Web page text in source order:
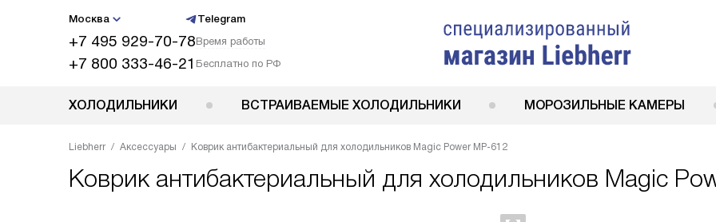
Москва Telegram
+7 495 929-70-78Время работы
+7 800 333-46-21 Бесплатно по РФ
ХОЛОДИЛЬНИКИ ВСТРАИВАЕМЫЕ ХОЛОДИЛЬНИКИ МОРОЗИЛЬНЫЕ КАМЕРЫ
Liebherr Аксессуары Коврик антибактериальный для холодильников Magic Power MP-612
Коврик антибактериальный для холодильников Magic